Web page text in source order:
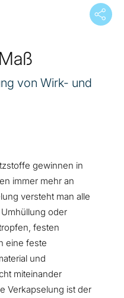
von Wirk- und
gewinnen in
immer mehr an
versteht man alle
oder
festen
eine feste
und
miteinander
Verkapselung ist der